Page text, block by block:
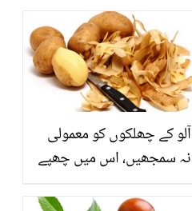
آلو کے چھلکوں کو معمولی
نہ سمجھیں، اس میں چھپے